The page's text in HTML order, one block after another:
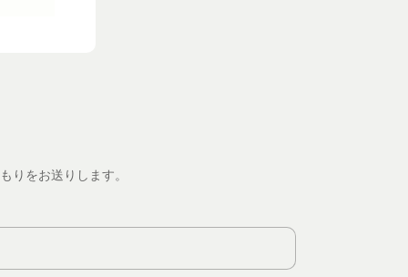
りをお送りします。